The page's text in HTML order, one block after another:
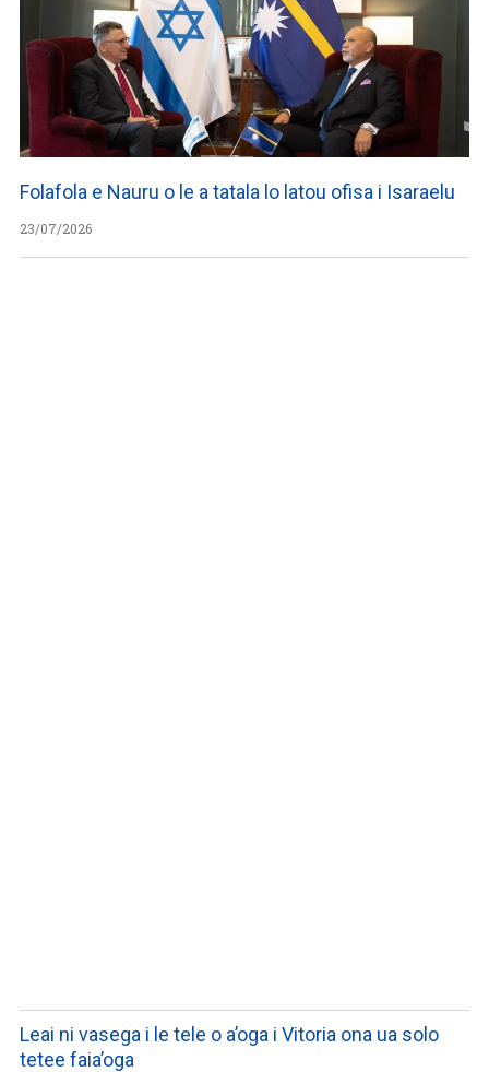
Folafola e Nauru o le a tatala lo latou ofisa i Isaraelu
23/07/2026
Leai ni vasega i le tele o a’oga i Vitoria ona ua solo
tetee faia’oga